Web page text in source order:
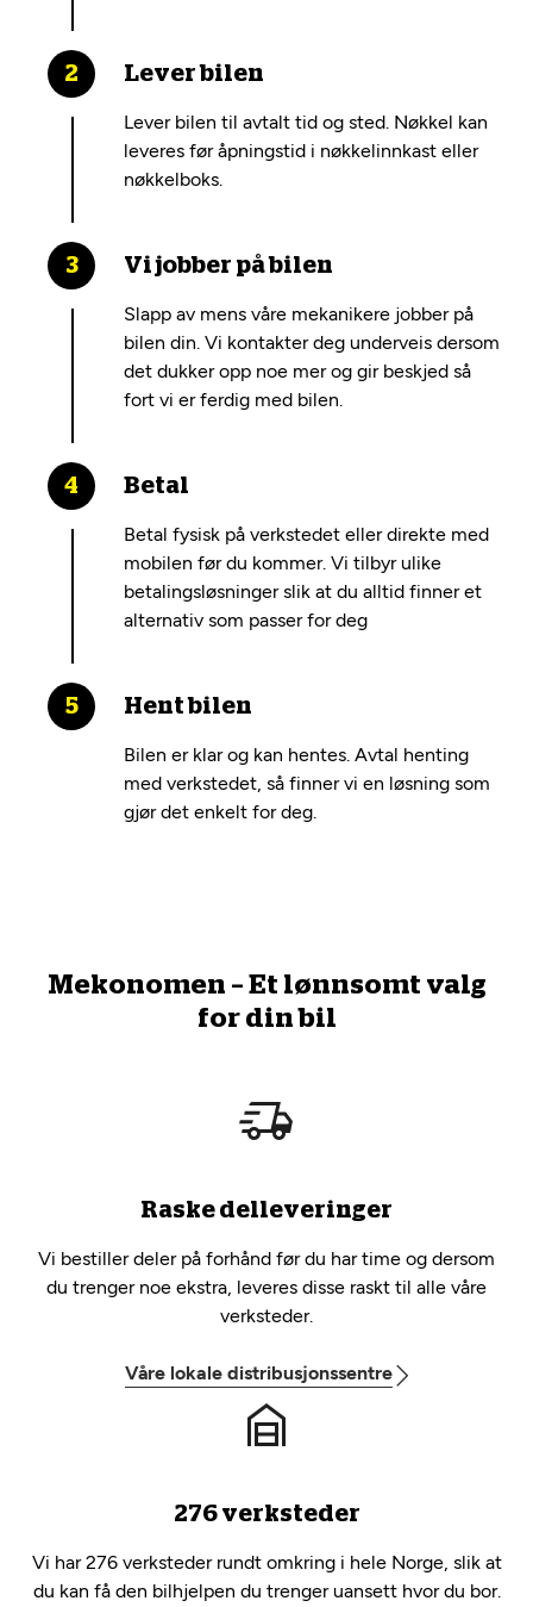
Lever bilen
Lever bilen til avtalt tid og sted. Nøkkel kan
leveres før åpningstid i nøkkelinnkast eller
nøkkelboks.
Vi jobber på bilen
Slapp av mens våre mekanikere jobber på
bilen din. Vi kontakter deg underveis dersom
det dukker opp noe mer og gir beskjed så
fort vi er ferdig med bilen.
Betal
Betal fysisk på verkstedet eller direkte med
mobilen før du kommer. Vi tilbyr ulike
betalingsløsninger slik at du alltid finner et
alternativ som passer for deg
Hent bilen
Bilen er klar og kan hentes. Avtal henting
med verkstedet, så finner vi en løsning som
gjør det enkelt for deg.
Mekonomen – Et lønnsomt valg
for din bil
Raske delleveringer
Vi bestiller deler på forhånd før du har time og dersom
du trenger noe ekstra, leveres disse raskt til alle våre
verksteder.
Våre lokale distribusjonssentre
276 verksteder
Vi har 276 verksteder rundt omkring i hele Norge, slik at
du kan få den bilhjelpen du trenger uansett hvor du bor.